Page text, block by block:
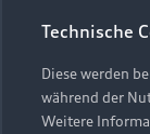
Online-
Investor
Presse &
Datenschutz
Impressum
Technische
Diese werden
während der
Weitere